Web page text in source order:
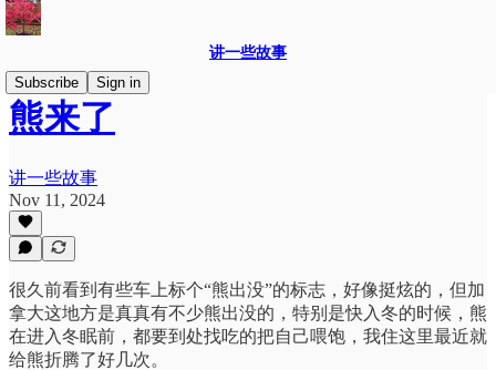
讲一些故事
Subscribe
Sign in
熊来了
讲一些故事
Nov 11, 2024
很久前看到有些车上标个“熊出没”的标志，好像挺炫的，但加
拿大这地方是真真有不少熊出没的，特别是快入冬的时候，熊
在进入冬眠前，都要到处找吃的把自己喂饱，我住这里最近就
给熊折腾了好几次。